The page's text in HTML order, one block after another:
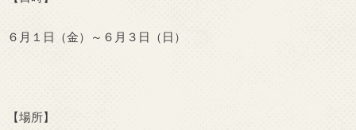
６月１日（金）～６月３日（日）
【場所】